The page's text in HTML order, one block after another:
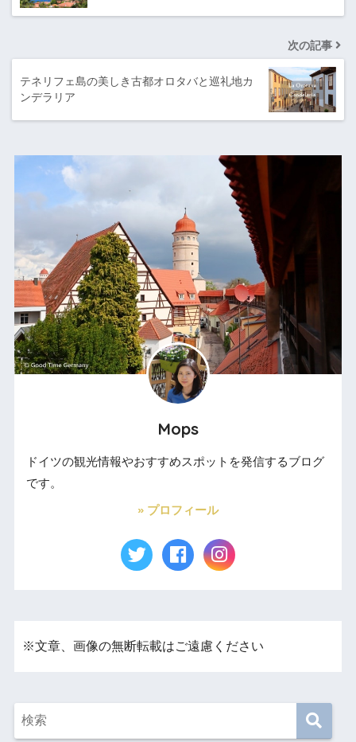
次の記事
テネリフェ島の美しき古都オロタバと巡礼地カ
ンデラリア
Mops
ドイツの観光情報やおすすめスポットを発信するブログ
です。
» プロフィール
※文章、画像の無断転載はご遠慮ください